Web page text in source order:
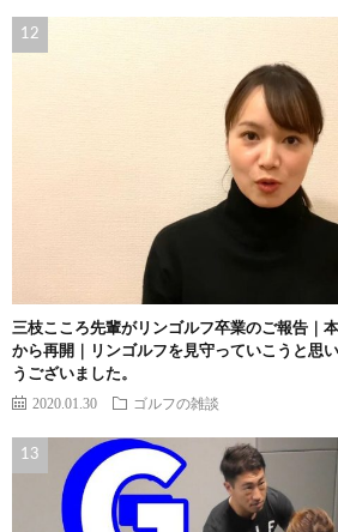
三枝こころ先輩がリンゴルフ卒業のご報告｜
から再開｜リンゴルフを見守っていこうと思
うございました。
2020.01.30 ゴルフの雑談